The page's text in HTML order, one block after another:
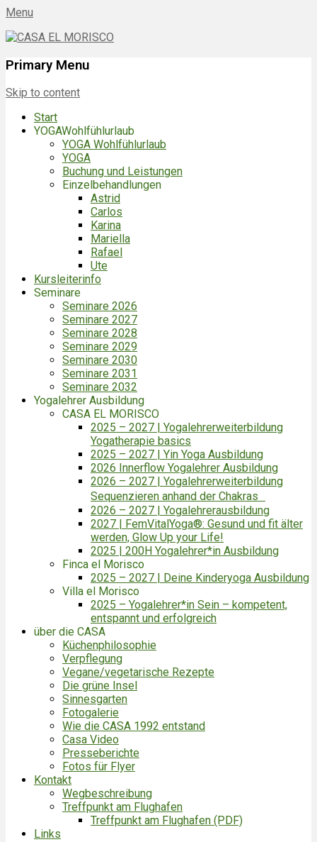
Menu
CASA EL MORISCO
Primary Menu
Skip to content
Start
YOGAWohlfühlurlaub
YOGA Wohlfühlurlaub
YOGA
Buchung und Leistungen
Einzelbehandlungen
Astrid
Carlos
Karina
Mariella
Rafael
Ute
Kursleiterinfo
Seminare
Seminare 2026
Seminare 2027
Seminare 2028
Seminare 2029
Seminare 2030
Seminare 2031
Seminare 2032
Yogalehrer Ausbildung
CASA EL MORISCO
2025 – 2027 | Yogalehrerweiterbildung
Yogatherapie basics
2025 – 2027 | Yin Yoga Ausbildung
2026 Innerflow Yogalehrer Ausbildung
2026 – 2027 | Yogalehrerweiterbildung
Sequenzieren anhand der Chakras
2026 – 2027 | Yogalehrerausbildung
2027 | FemVitalYoga®: Gesund und fit älter
werden, Glow Up your Life!
2025 | 200H Yogalehrer*in Ausbildung
Finca el Morisco
2025 – 2027 | Deine Kinderyoga Ausbildung
Villa el Morisco
2025 – Yogalehrer*in Sein – kompetent,
entspannt und erfolgreich
über die CASA
Küchenphilosophie
Verpflegung
Vegane/vegetarische Rezepte
Die grüne Insel
Sinnesgarten
Fotogalerie
Wie die CASA 1992 entstand
Casa Video
Presseberichte
Fotos für Flyer
Kontakt
Wegbeschreibung
Treffpunkt am Flughafen
Treffpunkt am Flughafen (PDF)
Links